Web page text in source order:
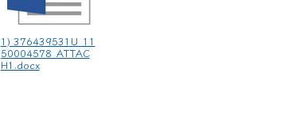
1) 376439531U_11
50004578_ATTAC
H1.docx